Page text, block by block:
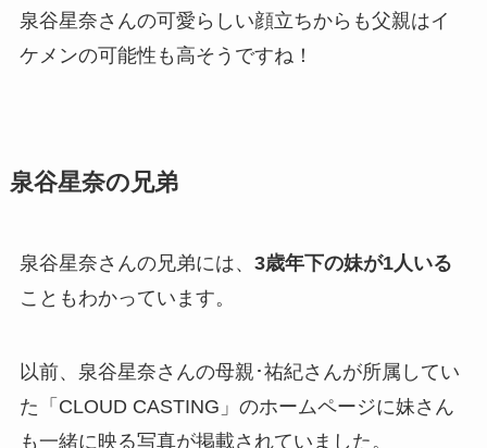
泉谷星奈さんの可愛らしい顔立ちからも父親はイ
ケメンの可能性も高そうですね！
泉谷星奈の兄弟
泉谷星奈さんの兄弟には、 3歳年下の妹が1人いる
こともわかっています。
以前、泉谷星奈さんの母親･祐紀さんが所属してい
た 「CLOUD CASTING」のホームページに妹さん
も一緒に映る写真が掲載されていました。